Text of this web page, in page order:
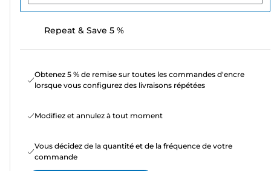
Repeat & Save 5 %
Obtenez 5 % de remise sur toutes les commandes d'encre
lorsque vous configurez des livraisons répétées
Modifiez et annulez à tout moment
Vous décidez de la quantité et de la fréquence de votre
commande